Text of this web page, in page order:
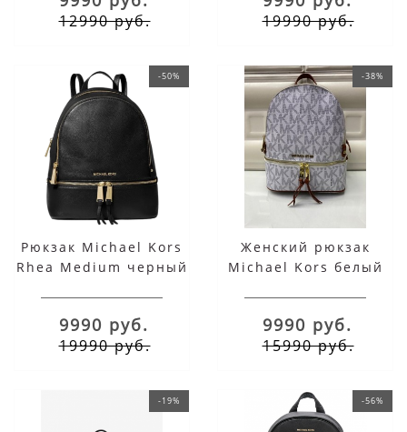
12990 руб. 19990 руб.
-50%
Рюкзак Michael Kors
Rhea Medium черный
9990 руб.
19990 руб.
-38%
Женский рюкзак
Michael Kors белый
9990 руб.
15990 руб.
-19% -56%